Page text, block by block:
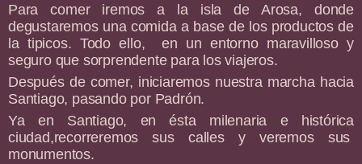
Para comer iremos a la isla de Arosa, donde
degustaremos una comida a base de los productos de
la tipicos. Todo ello, en un entorno maravilloso y
seguro que sorprendente para los viajeros.
Después de comer, iniciaremos nuestra marcha hacia
Santiago, pasando por Padrón.
Ya en Santiago, en ésta milenaria e histórica
ciudad,recorreremos sus calles y veremos sus
monumentos.